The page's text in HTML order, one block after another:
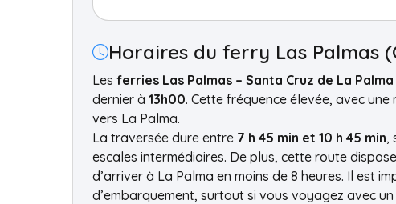
Horaires du ferry Las Palmas
Les ferries Las Palmas – Santa Cruz de La Palma
dernier à 13h00. Cette fréquence élevée, avec
vers La Palma.
La traversée dure entre 7 h 45 min et 10 h 45 min,
escales intermédiaires. De plus, cette route dispose
d’arriver à La Palma en moins de 8 heures. Il est
d’embarquement, surtout si vous voyagez avec un